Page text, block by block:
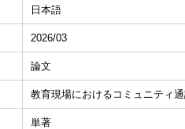
日本語
2026/03
論文
教育現場におけるコミュニティ
単著